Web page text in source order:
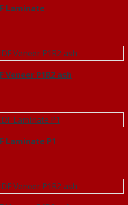
Laminate
Veneer P1R2 ash
Laminate P1